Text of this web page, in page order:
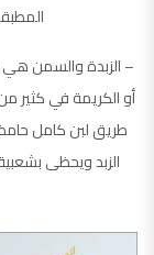
– الزبدة والسمن هي
أو الكريمة في كثير من
طريق لبن كامل
الزبد ويحظى